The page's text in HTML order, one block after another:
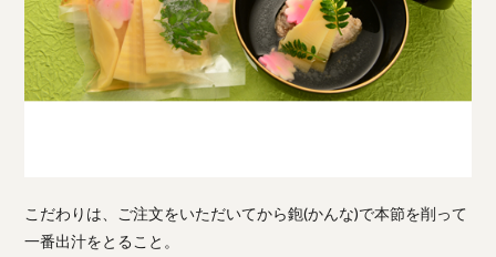
こだわりは、ご注文をいただいてから鉋(かんな)で本節を削って
一番出汁をとること。